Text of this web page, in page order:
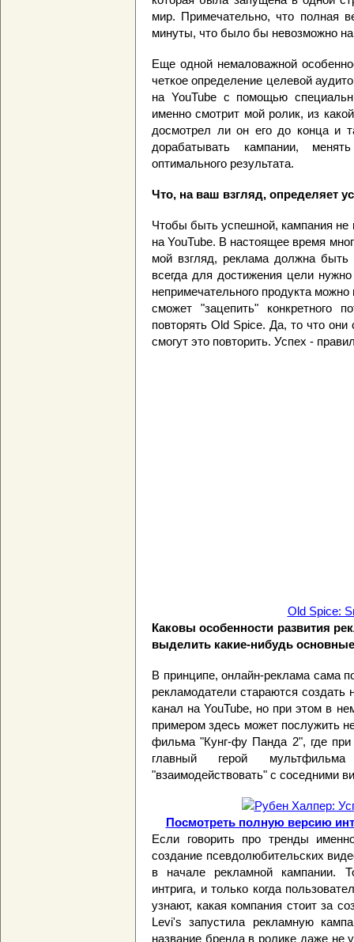
мир. Примечательно, что полная
минуты, что было бы невозможно
Еще одной немаловажной
четкое определение целевой
на YouTube с помощью
именно смотрит мой ролик, из
досмотрел ли он его до конца и
дорабатывать кампании,
оптимального результата.
Что, на ваш взгляд, определяет
Чтобы быть успешной, кампания не
на YouTube. В настоящее время
мой взгляд, реклама должна
всегда для достижения цели
непримечательного продукта
сможет "зацепить" конкретного
повторять Old Spice. Да, то что
смогут это повторить. Успех -
Old Spice:
Каковы особенности развития
выделить какие-нибудь
В принципе, онлайн-реклама сама
рекламодатели стараются создать
канал на YouTube, но при этом в
примером здесь может послужить
фильма "Кунг-фу Панда 2", где
главный герой
"взаимодействовать" с соседними
Посмотреть полную версию
Если говорить про тренды
создание псевдолюбительских
в начале рекламной кампании.
интрига, и только когда
узнают, какая компания стоит за
Levi's запустила рекламную
название бренда в ролике даже не